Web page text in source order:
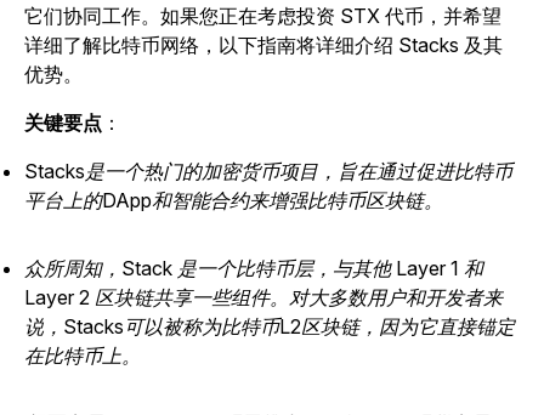
它们协同工作。如果您正在考虑投资 STX 代币，并希望
详细了解比特币网络，以下指南将详细介绍 Stacks 及其
优势。
关键要点 ：
Stacks是一个热门的加密货币项目，旨在通过促进比特币
平台上的DApp和智能合约来增强比特币区块链。
众所周知，Stack 是一个比特币层，与其他 Layer 1 和
Layer 2 区块链共享一些组件。对大多数用户和开发者来
说，Stacks可以被称为比特币L2区块链，因为它直接锚定
在比特币上。